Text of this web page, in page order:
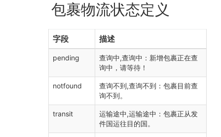
包裹物流状态定义
字段 描述
pending
查询中,查询中：新增包裹正在查
询中，请等待！
notfound
查询不到,查询不到：包裹目前查
询不到。
transit
运输途中,运输途中：包裹正从发
件国运往目的国。